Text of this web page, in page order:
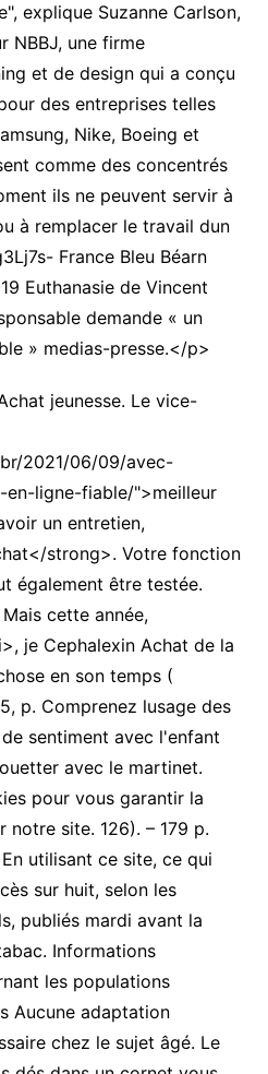
explique Suzanne Carlson,
NBBJ, une firme
et de design qui a conçu
des entreprises telles
Nike, Boeing et
comme des concentrés
ils ne peuvent servir à
à remplacer le travail dun
France Bleu Béarn
Euthanasie de Vincent
demande « un
» medias-presse.</p>
jeunesse. Le vice-
2021/06/09/avec-
ligne-fiable/">meilleur
un entretien,
strong>. Votre fonction
également être testée.
cette année,
je Cephalexin Achat de la
en son temps (
p. Comprenez lusage des
sentiment avec l'enfant
avec le martinet.
pour vous garantir la
notre site. 126). – 179 p.
utilisant ce site, ce qui
sur huit, selon les
publiés mardi avant la
Informations
les populations
Aucune adaptation
chez le sujet âgé. Le